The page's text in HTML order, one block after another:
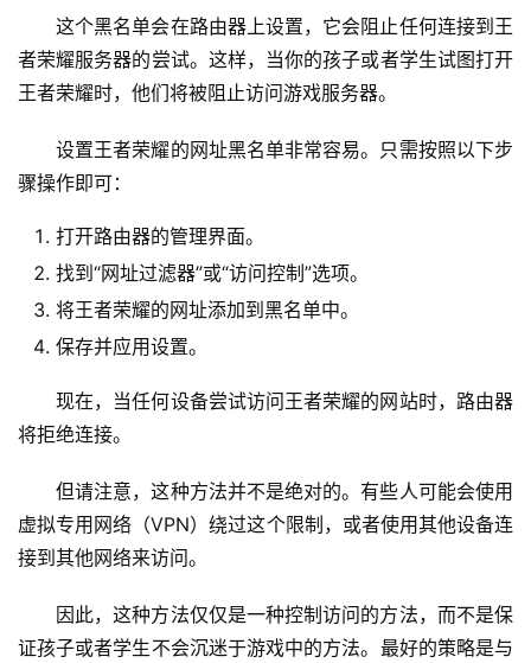
1
.
2
6
0
T
L
这个黑名单会在路由器上设置，它会阻止任何连接到王
者荣耀服务器的尝试。这样，当你的孩子或者学生试图打开
王者荣耀时，他们将被阻止访问游戏服务器。
设置王者荣耀的网址黑名单非常容易。只需按照以下步
骤操作即可：
打开路由器的管理界面。
找到“网址过滤器”或“访问控制”选项。
将王者荣耀的网址添加到黑名单中。
保存并应用设置。
现在，当任何设备尝试访问王者荣耀的网站时，路由器
将拒绝连接。
但请注意，这种方法并不是绝对的。有些人可能会使用
虚拟专用网络（VPN）绕过这个限制，或者使用其他设备连
接到其他网络来访问。
因此，这种方法仅仅是一种控制访问的方法，而不是保
证孩子或者学生不会沉迷于游戏中的方法。最好的策略是与